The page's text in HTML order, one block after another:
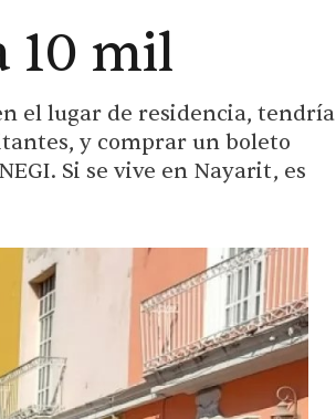
10 mil
el lugar de residencia, tendría
y comprar un boleto
Si se vive en Nayarit, es